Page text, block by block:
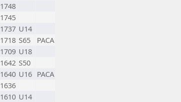
1748
1745
1737 U14
1718 S65
PACA
1709 U18
1642 S50
1640 U16 PACA
1636
1610 U14